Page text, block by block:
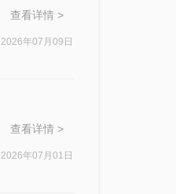
查看详情 >
2026年07月09日
查看详情 >
2026年07月01日